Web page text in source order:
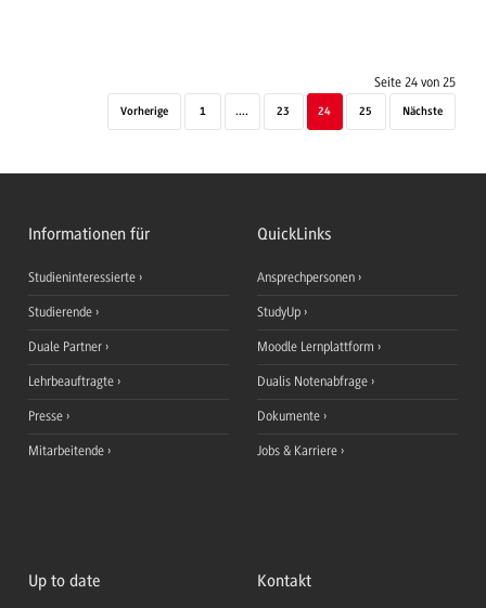
Seite 24 von 25
Vorherige 1 .... 23 24 25 Nächste
Informationen für
Studieninteressierte
Studierende
Duale Partner
Lehrbeauftragte
Presse
Mitarbeitende
QuickLinks
Ansprechpersonen
StudyUp
Moodle Lernplattform
Dualis Notenabfrage
Dokumente
Jobs & Karriere
Up to date Kontakt